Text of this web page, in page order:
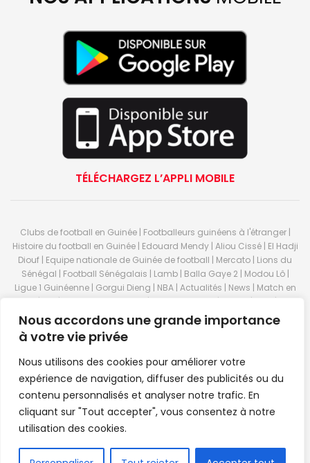
Nous accordons une grande importance
à votre vie privée
Nous utilisons des cookies pour améliorer votre
expérience de navigation, diffuser des publicités ou du
contenu personnalisés et analyser notre trafic. En
cliquant sur "Tout accepter", vous consentez à notre
utilisation des cookies.
TÉLÉCHARGEZ L’APPLI MOBILE
Clubs de football en Guinée | Footballeurs guinéens à l'étranger |
Histoire du football en Guinée | Edouard Mendy | Aliou Cissé | El Hadji
Diouf | Equipe nationale de Guinée de football | Mercato | Lions du
Sénégal | Football Sénégalais | Lamb | Balla Gaye 2 | Modou Lô |
Ligue 1 Guinéenne | Gorgui Dieng | NBA | Actualités | News | Match en
direct | But | Actualité au Guinée | Premier League | Ligue 1 | Liga | Serie
A | LSFP | Conakry | Guinée | Sport Guineen | Basket Guineens | Foot
Guineen | Handball Guinee | Match Guinee | Championnat Guinée |
Stade du 28 septembre | Coupe d'Afrique des nations de football |
Equipe de Guinee| Equipe national de Guinée | Senegal Equipe |
Guinée | Le Senegal | Dakar | Coupe de Guinée | Stade du 28
septembre | Foot Club | Sport Guinee | Sport Senegal | Paris Foot |
Sport en direct | Boxe | Sénégal Dakar | La Guinée | Live Sport | RTG |
Guinee en direct | Foot en direct | Foot direct | Eurosports | Football
direct | Vidéo | Télécharger Africasport | Clubs de football guinéens |
FR